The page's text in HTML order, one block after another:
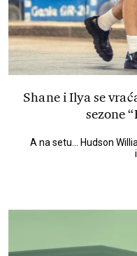
Shane i Ilya se
sezone
A na setu... Hudson